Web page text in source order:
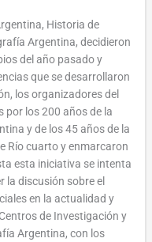
Historia de
Argentina, decidieron
del año pasado y
que se desarrollaron
los organizadores del
por los 200 años de la
y de los 45 años de la
Río cuarto y enmarcaron
esta iniciativa se intenta
la discusión sobre el
en la actualidad y
de Investigación y
Argentina, con los